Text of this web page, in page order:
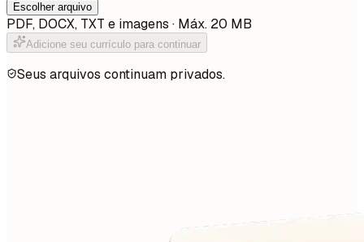
Escolher arquivo
PDF, DOCX, TXT e imagens · Máx. 20 MB
Adicione seu currículo para continuar
Seus arquivos continuam privados.